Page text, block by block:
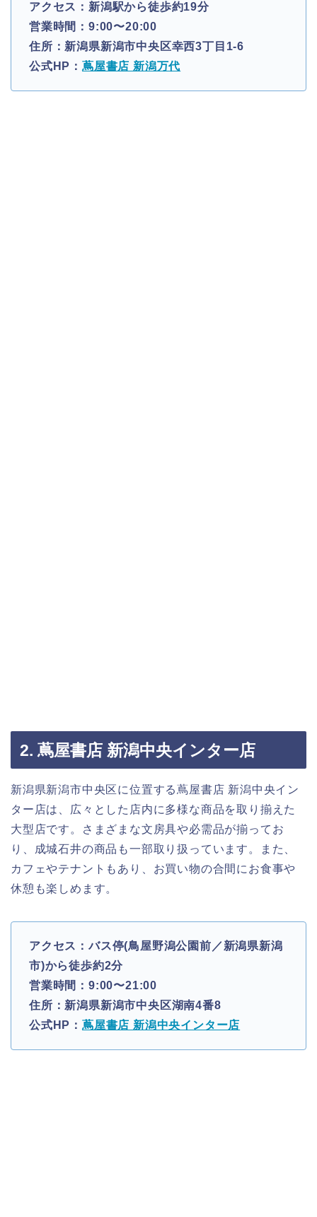
アクセス：新潟駅から徒歩約19分
営業時間：9:00〜20:00
住所：新潟県新潟市中央区幸西3丁目1-6
公式HP： 蔦屋書店 新潟万代
2. 蔦屋書店 新潟中央インター店
新潟県新潟市中央区に位置する蔦屋書店 新潟中央イン
ター店は、広々とした店内に多様な商品を取り揃えた
大型店です。さまざまな文房具や必需品が揃ってお
り、成城石井の商品も一部取り扱っています。また、
カフェやテナントもあり、お買い物の合間にお食事や
休憩も楽しめます。
アクセス：バス停(鳥屋野潟公園前／新潟県新潟
市)から徒歩約2分
営業時間：9:00〜21:00
住所：新潟県新潟市中央区湖南4番8
公式HP： 蔦屋書店 新潟中央インター店